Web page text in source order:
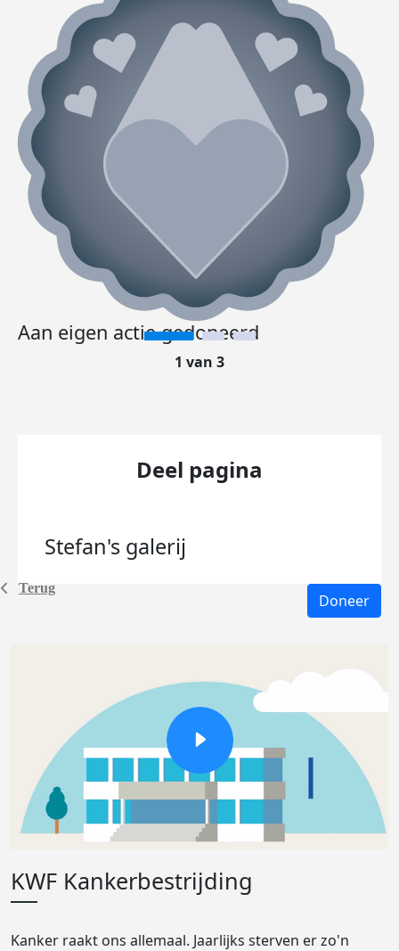
Terug
Aan eigen actie gedoneerd
1 van 3
Deel pagina
Stefan's galerij
Doneer
KWF Kankerbestrijding
Kanker raakt ons allemaal. Jaarlijks sterven er zo'n